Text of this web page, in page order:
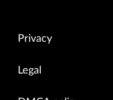
Privacy
Legal